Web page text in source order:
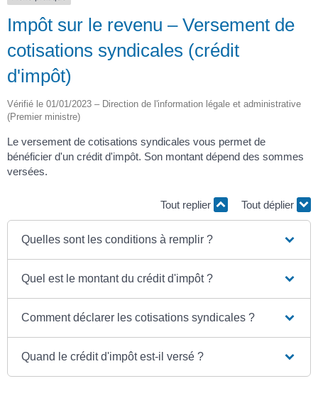
Impôt sur le revenu – Versement de
cotisations syndicales (crédit
d'impôt)
Vérifié le 01/01/2023 – Direction de l'information légale et administrative
(Premier ministre)
Le versement de cotisations syndicales vous permet de
bénéficier d'un crédit d'impôt. Son montant dépend des sommes
versées.
Tout replier Tout déplier
Quelles sont les conditions à remplir ?
Quel est le montant du crédit d'impôt ?
Comment déclarer les cotisations syndicales ?
Quand le crédit d'impôt est-il versé ?